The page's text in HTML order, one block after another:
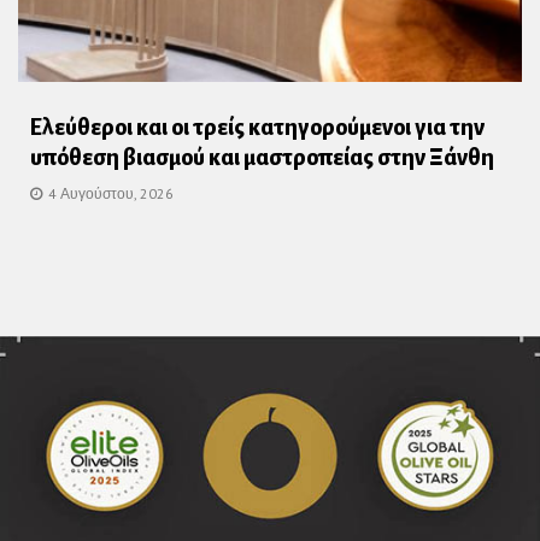
Ελεύθεροι και οι τρείς κατηγορούμενοι για την
υπόθεση βιασμού και μαστροπείας στην Ξάνθη
4 Αυγούστου, 2026